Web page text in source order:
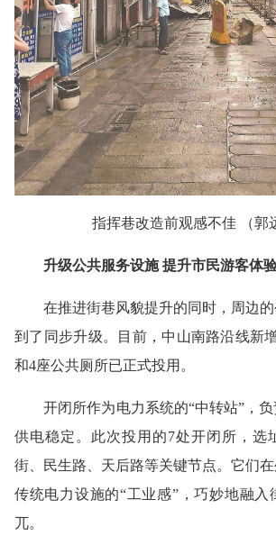
指挥巷改造前观感不佳 （郭
升级公共服务设施 提升市民游客体
在推进街巷风貌提升的同时，周边的
到了同步升级。目前，中山南路沿线新
和4座公共厕所已正式投用。
开闭所作为电力系统的“中转站”，负
供电稳定。此次投用的7处开闭所，选
街、民生路、天后路等关键节点。它们
传统电力设施的“工业感”，巧妙地融入
兀。